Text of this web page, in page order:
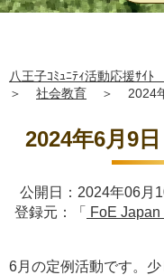
八王子ｺﾐｭﾆﾃｨ活動応援ｻｲ
＞
社会教育 ＞ 2024
2024年6月9
公開日：2024年06月
登録元：「
FoE
6月の定例活動です。